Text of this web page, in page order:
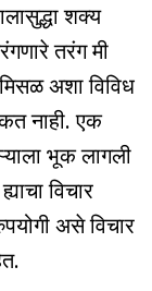
शक्य
तरंग मी
अशा विविध
नाही. एक
भूक लागली
विचार
असे विचार